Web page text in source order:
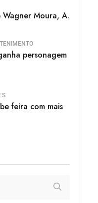
Moura, A.
personagem
feira com mais